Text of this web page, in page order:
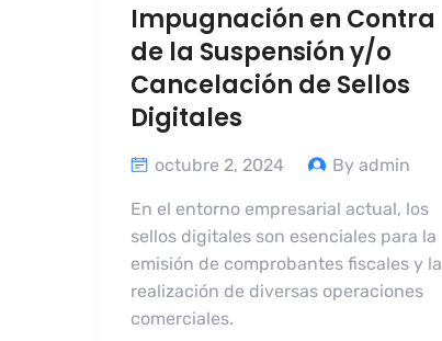
Impugnación en Contra
de la Suspensión y/o
Cancelación de Sellos
Digitales
octubre 2, 2024 By admin
En el entorno empresarial actual, los
sellos digitales son esenciales para la
emisión de comprobantes fiscales y la
realización de diversas operaciones
comerciales.